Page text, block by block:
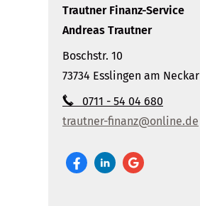
Trautner Finanz-Service
Andreas Trautner
Boschstr. 10
73734 Esslingen am Neckar
0711 - 54 04 680
trautner-finanz@online.de